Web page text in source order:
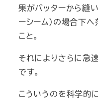
果がバッターから縫
ーシーム）の場合下
こと。
それによりさらに急
です。
こういうのを科学的